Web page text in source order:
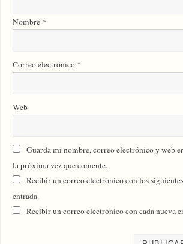
Nombre *
Correo electrónico *
Web
Guarda mi nombre, correo electrónico y web
la próxima vez que comente.
Recibir un correo electrónico con los
entrada.
Recibir un correo electrónico con cada nueva